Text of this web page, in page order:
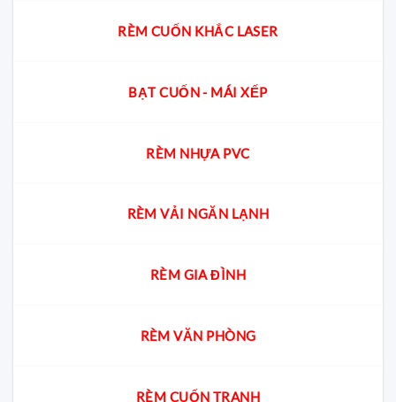
RÈM CUỐN KHẮC LASER
BẠT CUỐN - MÁI XẾP
RÈM NHỰA PVC
RÈM VẢI NGĂN LẠNH
RÈM GIA ĐÌNH
RÈM VĂN PHÒNG
RÈM CUỐN TRANH